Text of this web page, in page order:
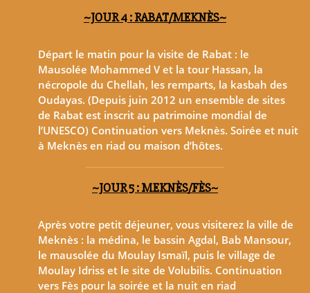
~JOUR 4 : RABAT/MEKNÈS~
Départ le matin pour la visite de Rabat : le
Mausolée Mohammed V et la tour Hassan, la
nécropole du Chellah, les remparts, la kasbah des
Oudayas. (Depuis juin 2012 un ensemble de sites
de Rabat est inscrit au patrimoine mondial de
l’UNESCO) Continuation vers Meknès. Soirée et nuit
à Meknès en riad ou maison d’hôtes.
~JOUR 5 : MEKNÈS/FÈS~
Après votre petit déjeuner, vous visiterez la ville de
Meknès : la médina, le bassin Agdal, Bab Mansour,
le mausolée du Moulay Ismaïl, puis le village de
Moulay Idriss et le site de Volubilis. Continuation
vers Fès pour la soirée et la nuit en riad